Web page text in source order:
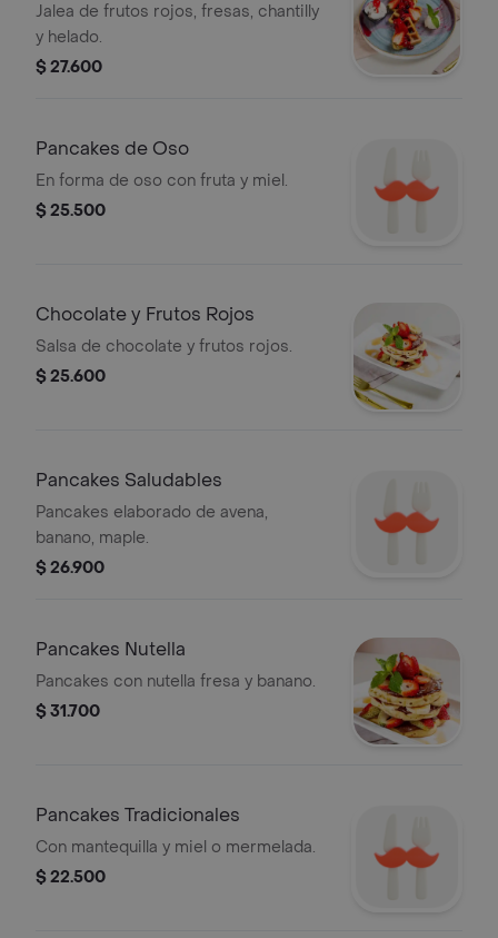
Jalea de frutos rojos, fresas, chantilly
y helado.
$ 27.600
Pancakes de Oso
En forma de oso con fruta y miel.
$ 25.500
Chocolate y Frutos Rojos
Salsa de chocolate y frutos rojos.
$ 25.600
Pancakes Saludables
Pancakes elaborado de avena,
banano, maple.
$ 26.900
Pancakes Nutella
Pancakes con nutella fresa y banano.
$ 31.700
Pancakes Tradicionales
Con mantequilla y miel o mermelada.
$ 22.500